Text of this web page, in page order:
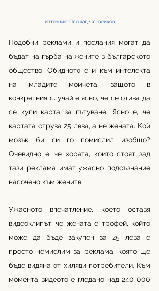
източник: Площад Славейков
Подобни реклами и послания могат да
бъдат на гърба на жените в българското
общество. Обидното е и към интелекта
на младите момчета, защото в
конкретния случай е ясно, че се отива да
се купи карта за пътуване. Ясно е, че
картата струва 25 лева, а не жената. Кой
мозък би си го помислил изобщо?
Очевидно е, че хората, които стоят зад
тази реклама имат ужасно подсъзнание
насочено към жените.
Ужасното впечатление, което оставя
видеоклипът, че жената е трофей, който
може да бъде закупен за 25 лева е
просто немислим за реклама, която ще
бъде видяна от хиляди потребители. Към
момента видеото е гледано над 240 000